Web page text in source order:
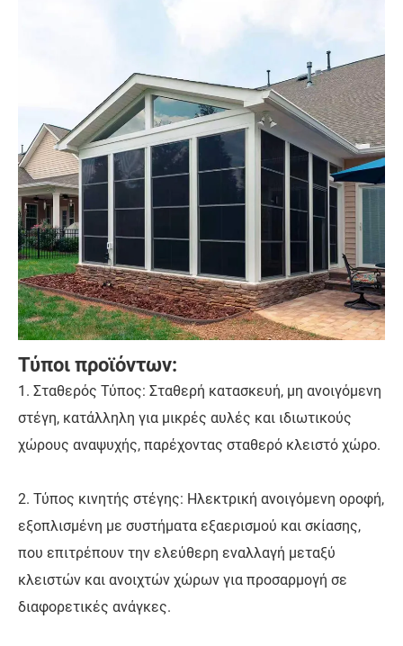
Τύποι προϊόντων:
1. Σταθερός Τύπος: Σταθερή κατασκευή, μη ανοιγόμενη
στέγη, κατάλληλη για μικρές αυλές και ιδιωτικούς
χώρους αναψυχής, παρέχοντας σταθερό κλειστό χώρο.
2. Τύπος κινητής στέγης: Ηλεκτρική ανοιγόμενη οροφή,
εξοπλισμένη με συστήματα εξαερισμού και σκίασης,
που επιτρέπουν την ελεύθερη εναλλαγή μεταξύ
κλειστών και ανοιχτών χώρων για προσαρμογή σε
διαφορετικές ανάγκες.